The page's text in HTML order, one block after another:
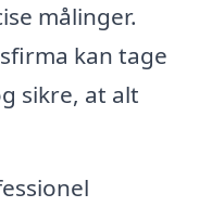
målinger.
kan tage
sikre, at alt